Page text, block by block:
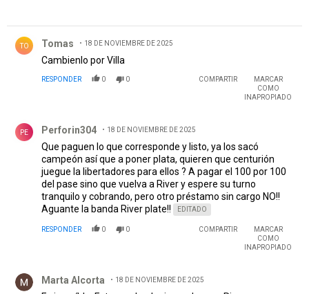
TO Tomas 18 DE NOVIEMBRE DE 2025
Cambienlo por Villa
RESPONDER 0 0 COMPARTIR
MARCAR
COMO
INAPROPIADO
PE Perforin304 18 DE NOVIEMBRE DE 2025
Que paguen lo que corresponde y listo, ya los sacó
campeón así que a poner plata, quieren que centurión
juegue la libertadores para ellos ? A pagar el 100 por 100
del pase sino que vuelva a River y espere su turno
tranquilo y cobrando, pero otro préstamo sin cargo NO!!
Aguante la banda River plate!!
EDITADO
RESPONDER 0 0 COMPARTIR
MARCAR
COMO
INAPROPIADO
Marta Alcorta 18 DE NOVIEMBRE DE 2025